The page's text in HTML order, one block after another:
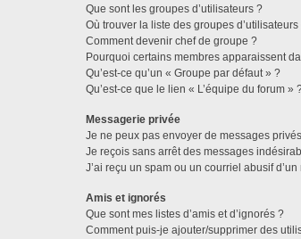
Que sont les groupes d’utilisateurs ?
Où trouver la liste des groupes
Comment devenir chef de groupe ?
Pourquoi certains membres apparaissent
Qu’est-ce qu’un « Groupe par défaut » ?
Qu’est-ce que le lien « L’équipe du forum »
Messagerie privée
Je ne peux pas envoyer de messages
Je reçois sans arrêt des messages
J’ai reçu un spam ou un courriel abusif
Amis et ignorés
Que sont mes listes d’amis et d’ignorés ?
Comment puis-je ajouter/supprimer des